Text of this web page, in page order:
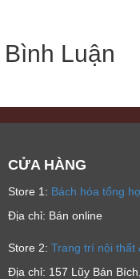
Bình Luận
CỬA HÀNG
Store 1: Bách hóa tổng
Địa chỉ: Bán online
Store 2: Trang trí nội thất
Địa chỉ: 157 Lũy Bán